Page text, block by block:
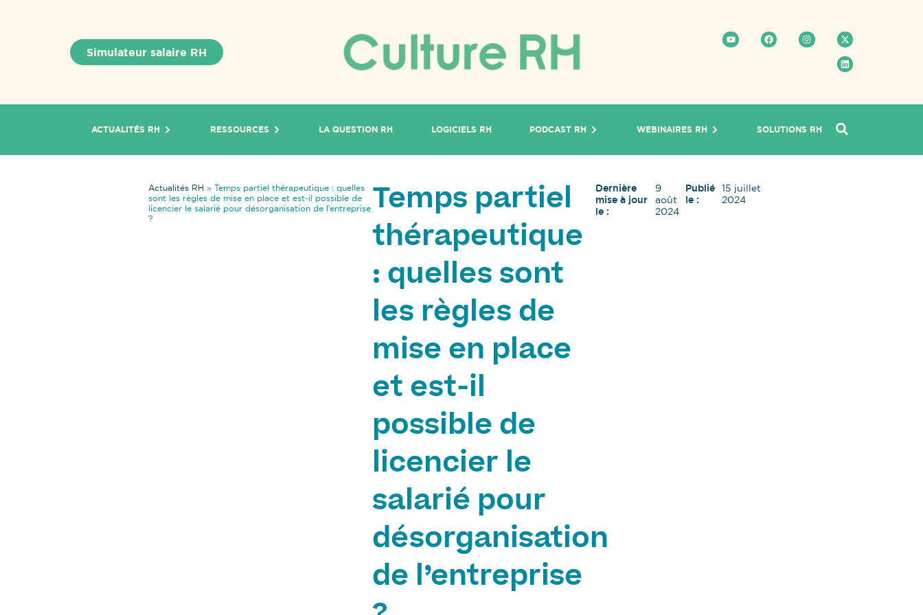
Simulateur salaire RH
ACTUALITÉS RH RESSOURCES LA QUESTION RH LOGICIELS RH PODCAST RH WEBINAIRES RH SOLUTIONS RH
Actualités RH » Temps partiel thérapeutique : quelles
sont les règles de mise en place et est-il possible de
licencier le salarié pour désorganisation de l’entreprise
?
Temps partiel
thérapeutique
: quelles sont
les règles de
mise en place
et est-il
possible de
licencier le
salarié pour
désorganisation
de l’entreprise
Dernière
mise à jour
le :
9
août
2024
Publié
le :
15 juillet
2024